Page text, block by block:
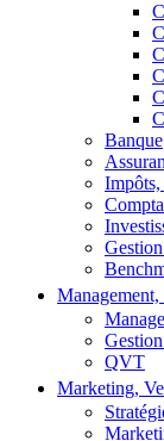
Banque
Impôts,
QVT
Marketing,